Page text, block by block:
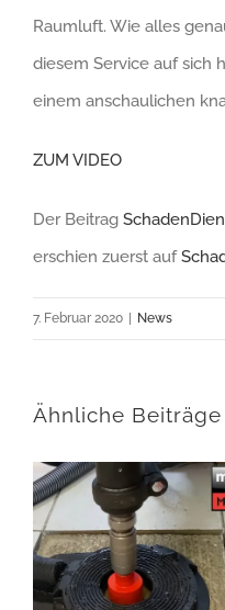
Raumluft. Wie alles
diesem Service auf sich
einem anschaulichen
ZUM VIDEO
Der Beitrag
erschien zuerst auf
7. Februar 2020 | News
Ähnliche Beiträge